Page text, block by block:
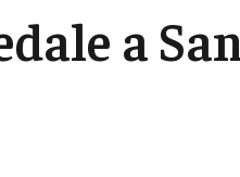
a San